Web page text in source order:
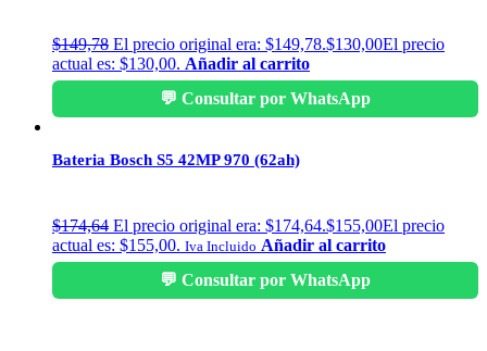
$149,78 El precio original era: $149,78.$130,00El precio
actual es: $130,00. Añadir al carrito
💬 Consultar por WhatsApp
Bateria Bosch S5 42MP 970 (62ah)
$174,64 El precio original era: $174,64.$155,00El precio
actual es: $155,00. Iva Incluido Añadir al carrito
💬 Consultar por WhatsApp